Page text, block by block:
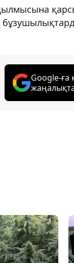
Google-ға